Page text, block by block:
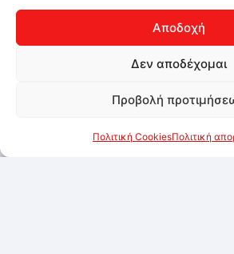
Αποδοχή
Δεν αποδέχομαι
Προβολή
Πολιτική CookiesΠολιτική